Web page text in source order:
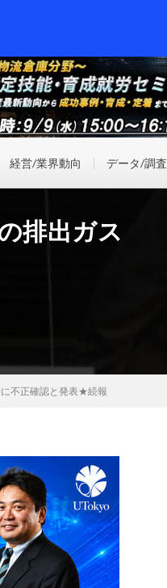
経営/業界動向 データ/調査
排出ガス
不正確認と発表★続報